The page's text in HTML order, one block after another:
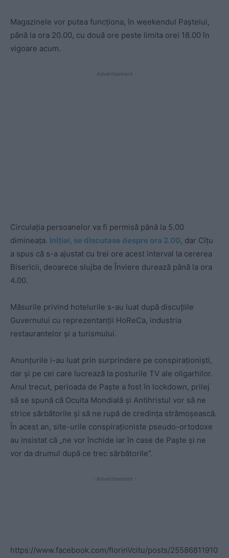
Magazinele vor putea funcționa, în weekendul Paștelui,
până la ora 20.00, cu două ore peste limita orei 18.00 în
vigoare acum.
- Advertisement -
Circulația persoanelor va fi permisă până la 5.00
dimineața. Inițial, se discutase despre ora 2.00, dar Cîțu
a spus că s-a ajustat cu trei ore acest interval la cererea
Bisericii, deoarece slujba de Înviere durează până la ora
4.00.
Măsurile privind hotelurile s-au luat după discuțiile
Guvernului cu reprezentanții HoReCa, industria
restaurantelor și a turismului.
Anunțurile i-au luat prin surprindere pe conspiraționiști,
dar și pe cei care lucrează la posturile TV ale oligarhilor.
Anul trecut, perioada de Paște a fost în lockdown, prilej
să se spună că Oculta Mondială și Antihristul vor să ne
strice sărbătorile și să ne rupă de credința strămoșească.
În acest an, site-urile conspiraționiste pseudo-ortodoxe
au insistat că „ne vor închide iar în case de Paște și ne
vor da drumul după ce trec sărbătorile”.
- Advertisement -
https://www.facebook.com/florinVcitu/posts/25586811910